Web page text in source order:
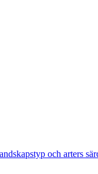
och arters